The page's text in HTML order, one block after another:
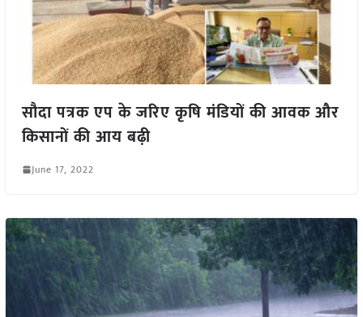
सौदा पत्रक एप के जरिए कृषि मंडियों की आवक और
किसानों की आय बढ़ी
June 17, 2022